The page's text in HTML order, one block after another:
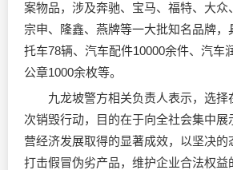
案物品，涉及奔驰、宝马、福特、大众
宗申、隆鑫、燕牌等一大批知名品牌，
托车78辆、汽车配件10000余件、汽车
公章1000余枚等。
九龙坡警方相关负责人表示，选择
次销毁行动，目的在于向全社会集中展
营经济发展取得的显著成效，以坚决的
打击假冒伪劣产品，维护企业合法权益